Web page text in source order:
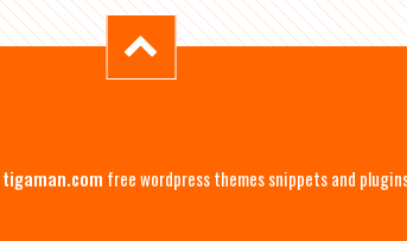
tigaman.com free wordpress themes snippets and